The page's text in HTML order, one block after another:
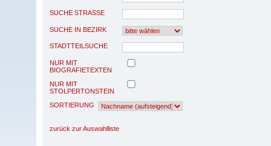
SUCHE STRASSE
SUCHE IN BEZIRK
STADTTEILSUCHE
NUR MIT
BIOGRAFIETEXTEN
NUR MIT
STOLPERTONSTEIN
SORTIERUNG
zurück zur Auswahlliste